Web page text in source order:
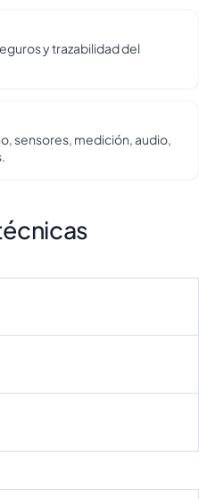
y trazabilidad del
sensores, medición, audio,